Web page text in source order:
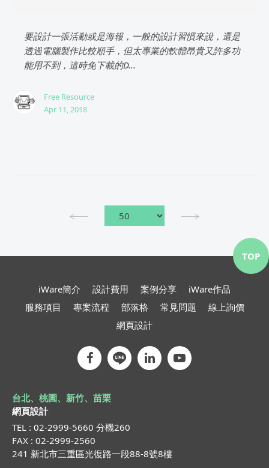
要設計一張活動或是海報，一般的設計習慣來說，還是
透過電腦製作比較順手，但太專業的軟體昂貴又許多功
能用不到，這時免下載的D...
Free Resource
Apr 11, 2018
iWare簡介 設計費用 案例分享
iWare作品
服務項目
專案流程 部落格 常見問題
線上詢價
網頁設計
台北、桃園、新竹、苗栗
網頁設計
TEL : 02-2999-5660 分機260
FAX : 02-2999-2560
241 新北市三重區光復路一段88-8號8樓
TOP